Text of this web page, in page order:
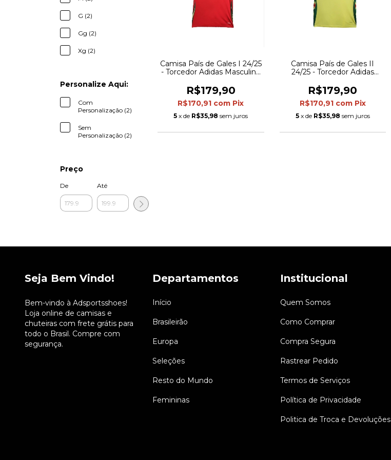
G (2)
Gg (2)
Xg (2)
Personalize Aqui:
Com
Personalização (2)
Sem
Personalização (2)
Preço
De Até
Camisa País de Gales I 24/25
- Torcedor Adidas Masculina
R$179,90
R$170,91 com Pix
5 x de R$35,98 sem juros
Camisa País de Gales II
24/25 - Torcedor Adidas
R$179,90
R$170,91 com Pix
5 x de R$35,98 sem juros
Seja Bem Vindo!
Bem-vindo à Adsportsshoes!
Loja online de camisas e
chuteiras com frete grátis para
todo o Brasil. Compre com
segurança.
Departamentos
Início
Brasileirão
Europa
Seleções
Resto do Mundo
Femininas
Institucional
Quem Somos
Como Comprar
Compra Segura
Rastrear Pedido
Termos de Serviços
Política de Privacidade
Politica de Troca e Devoluções